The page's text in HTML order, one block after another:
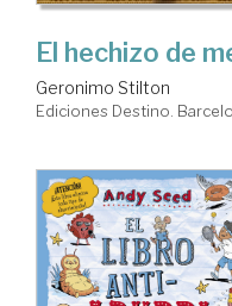
El hechizo de
Geronimo Stilton
Ediciones Destino.